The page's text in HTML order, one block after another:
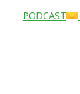
PODCAST